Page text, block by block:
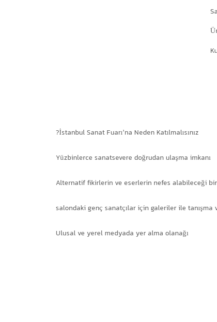
İstanbul Sanat Fuarı’na Neden Katılmalısınız?
Yüzbinlerce sanatsevere doğrudan ulaşma imkanı
Alternatif fikirlerin ve eserlerin nefes alabileceği
Ulusal ve yerel medyada yer alma olanağı